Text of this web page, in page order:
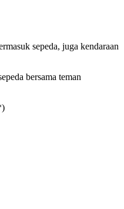
sepeda, juga kendaraan
bersama teman